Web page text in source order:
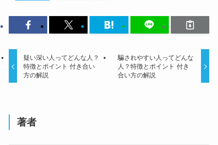
疑い深い人ってどんな人？
特徴とポイント 付き合い
方の解説
騙されやすい人ってどんな
人？特徴とポイント 付き
合い方の解説
著者